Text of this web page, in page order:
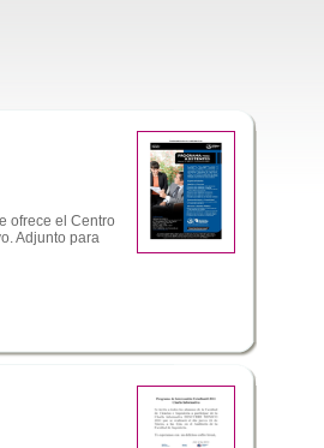
ofrece el Centro
Adjunto para